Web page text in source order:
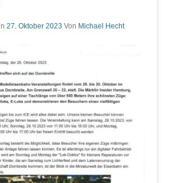
27. Oktober 2023 Von Michael Hecht